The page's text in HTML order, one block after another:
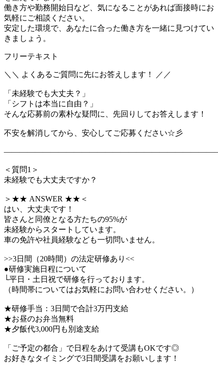
働き方や勤務開始日など、気になることがあれば面接時にお
気軽にご相談ください。
安定した環境で、あなたに合った働き方を一緒に見つけてい
きましょう。
フリーテキスト
＼＼ よくあるご質問に先にお答えします！ ／／
「未経験でも大丈夫？」
「シフトは本当に自由？」
そんな応募前の素朴な疑問に、先回りしてお答えします！
不安を解消してから、安心してご応募ください☆彡
＜質問1＞
未経験でも大丈夫ですか？
＞★★ ANSWER ★★＜
はい、大丈夫です！
皆さんと同僚となる方たちの95%が
未経験からスタートしています。
車の免許や社員経験なども一切問いません。
>>3日間（20時間）の法定研修あり<<
●研修実施日程について
└平日・土日祝で研修を行っております。
（時間帯についてはお気軽にお問い合わせください。）
★研修手当：3日間で合計3万円支給
★お昼のお弁当無料
★夕飯代3,000円も別途支給
「ご予定の都合」で日程をあけて受講もOKです◎
お好きなタイミングで3日間受講をお願いします！